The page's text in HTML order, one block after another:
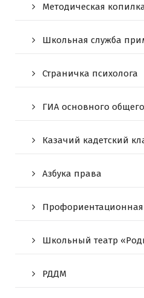
Методическая
Школьная служба
Страничка психолога
ГИА основного
Казачий кадетский
Азбука права
Профориентационная
Школьный театр
РДДМ